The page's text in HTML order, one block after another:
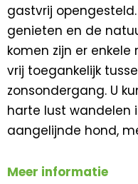
gastvrij
genieten en de
komen zijn er enkele
vrij toegankelijk
zonsondergang. U
harte lust wandelen
aangelijnde hond,
Meer informatie